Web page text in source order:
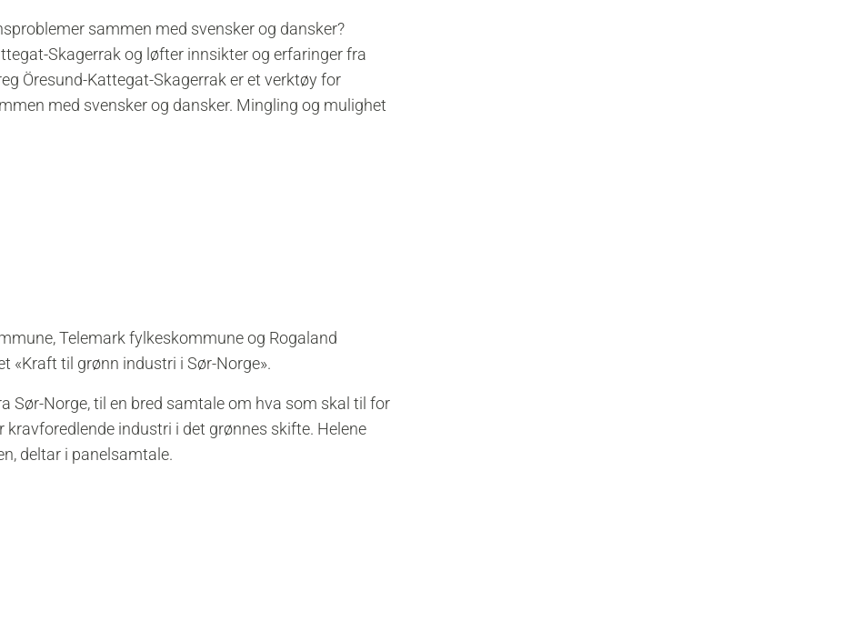
sammen med svensker og dansker?
Skagerrak og løfter innsikter og erfaringer fra
Öresund-Kattegat-Skagerrak er et verktøy for
med svensker og dansker. Mingling og mulighet
Telemark fylkeskommune og Rogaland
«Kraft til grønn industri i Sør-Norge».
Sør-Norge, til en bred samtale om hva som skal til for
industri i det grønnes skifte. Helene
deltar i panelsamtale.